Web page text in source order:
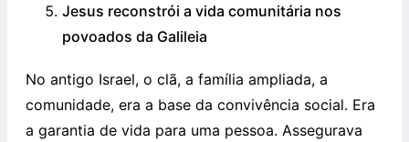
Jesus reconstrói a vida comunitária nos
povoados da Galileia
No antigo Israel, o clã, a família ampliada, a
comunidade, era a base da convivência social. Era
a garantia de vida para uma pessoa. Assegurava